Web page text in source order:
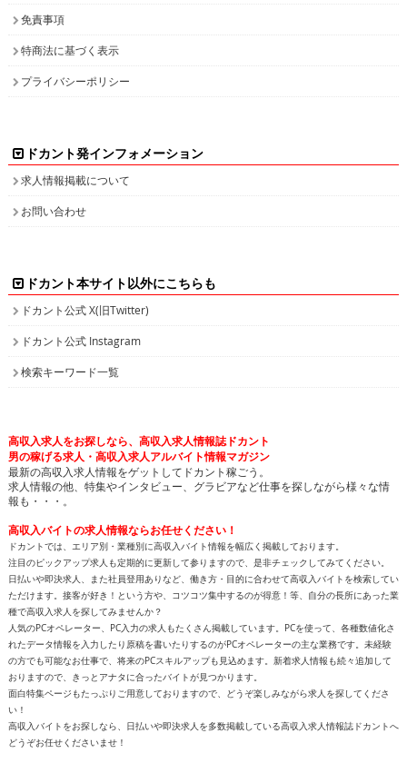
免責事項
特商法に基づく表示
プライバシーポリシー
ドカント発インフォメーション
求人情報掲載について
お問い合わせ
ドカント本サイト以外にこちらも
ドカント公式 X(旧Twitter)
ドカント公式 Instagram
検索キーワード一覧
高収入求人をお探しなら、高収入求人情報誌ドカント
男の稼げる求人・高収入求人アルバイト情報マガジン
最新の高収入求人情報をゲットしてドカント稼ごう。
求人情報の他、特集やインタビュー、グラビアなど仕事を探しながら様々な情
報も・・・。
高収入バイトの求人情報ならお任せください！
ドカントでは、エリア別・業種別に高収入バイト情報を幅広く掲載しております。
注目のピックアップ求人も定期的に更新して参りますので、是非チェックしてみてください。
日払いや即決求人、また社員登用ありなど、働き方・目的に合わせて高収入バイトを検索してい
ただけます。接客が好き！という方や、コツコツ集中するのが得意！等、自分の長所にあった業
種で高収入求人を探してみませんか？
人気のPCオペレーター、PC入力の求人もたくさん掲載しています。PCを使って、各種数値化さ
れたデータ情報を入力したり原稿を書いたりするのがPCオペレーターの主な業務です。未経験
の方でも可能なお仕事で、将来のPCスキルアップも見込めます。新着求人情報も続々追加して
おりますので、きっとアナタに合ったバイトが見つかります。
面白特集ページもたっぷりご用意しておりますので、どうぞ楽しみながら求人を探してくださ
い！
高収入バイトをお探しなら、日払いや即決求人を多数掲載している高収入求人情報誌ドカントへ
どうぞお任せくださいませ！